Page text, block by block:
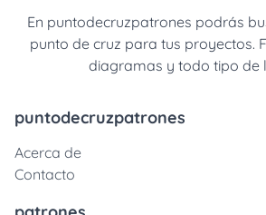
En puntodecruzpatrones podrás
punto de cruz para tus proyectos.
diagramas y todo tipo de
puntodecruzpatrones
Acerca de
Contacto